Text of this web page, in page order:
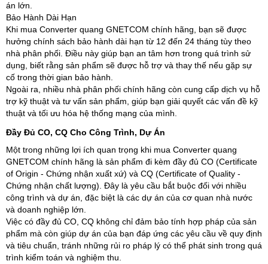
án lớn.
Bảo Hành Dài Hạn
Khi mua Converter quang GNETCOM chính hãng, bạn sẽ được
hưởng chính sách bảo hành dài hạn từ 12 đến 24 tháng tùy theo
nhà phân phối. Điều này giúp bạn an tâm hơn trong quá trình sử
dụng, biết rằng sản phẩm sẽ được hỗ trợ và thay thế nếu gặp sự
cố trong thời gian bảo hành.
Ngoài ra, nhiều nhà phân phối chính hãng còn cung cấp dịch vụ hỗ
trợ kỹ thuật và tư vấn sản phẩm, giúp bạn giải quyết các vấn đề kỹ
thuật và tối ưu hóa hệ thống mạng của mình.
Đầy Đủ CO, CQ Cho Công Trình, Dự Án
Một trong những lợi ích quan trọng khi mua Converter quang
GNETCOM chính hãng là sản phẩm đi kèm đầy đủ CO (Certificate
of Origin - Chứng nhận xuất xứ) và CQ (Certificate of Quality -
Chứng nhận chất lượng). Đây là yêu cầu bắt buộc đối với nhiều
công trình và dự án, đặc biệt là các dự án của cơ quan nhà nước
và doanh nghiệp lớn.
Việc có đầy đủ CO, CQ không chỉ đảm bảo tính hợp pháp của sản
phẩm mà còn giúp dự án của bạn đáp ứng các yêu cầu về quy định
và tiêu chuẩn, tránh những rủi ro pháp lý có thể phát sinh trong quá
trình kiểm toán và nghiệm thu.